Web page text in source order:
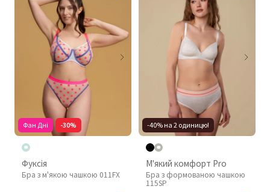
Фан Дні -30%
Фуксія
Бра з м'якою чашкою 011FX
-40% на 2 одиницю!
М'який комфорт Pro
Бра з формованою чашкою
115SP